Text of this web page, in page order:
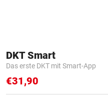
DKT Smart
Das erste DKT mit Smart-App
€31,90